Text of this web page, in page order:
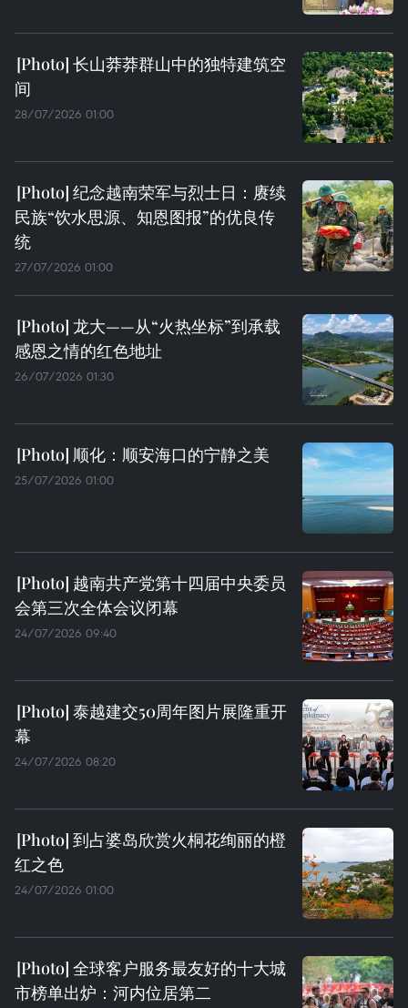
长山莽莽群山中的独特建筑空
间
28/07/2026 01:00
纪念越南荣军与烈士日：赓续
民族“饮水思源、知恩图报”的优良传
统
27/07/2026 01:00
龙大——从“火热坐标”到承载
感恩之情的红色地址
26/07/2026 01:30
顺化：顺安海口的宁静之美
25/07/2026 01:00
越南共产党第十四届中央委员
会第三次全体会议闭幕
24/07/2026 09:40
泰越建交50周年图片展隆重开
幕
24/07/2026 08:20
到占婆岛欣赏火桐花绚丽的橙
红之色
24/07/2026 01:00
全球客户服务最友好的十大城
市榜单出炉：河内位居第二